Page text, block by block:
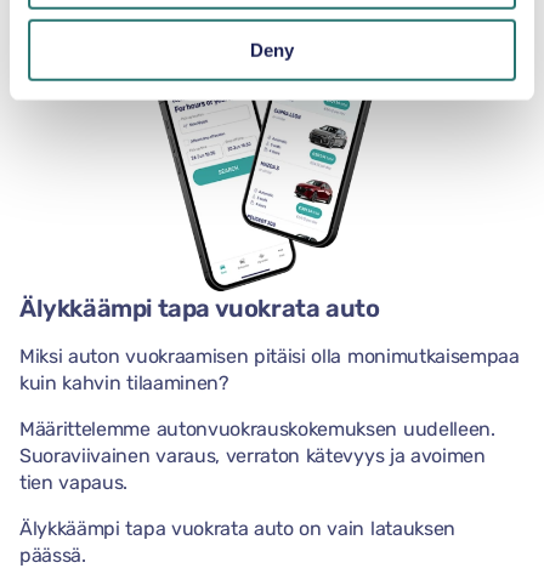
Deny
Älykkäämpi tapa vuokrata auto
Miksi auton vuokraamisen pitäisi olla monimutkaisempaa
kuin kahvin tilaaminen?
Määrittelemme autonvuokrauskokemuksen uudelleen.
Suoraviivainen varaus, verraton kätevyys ja avoimen
tien vapaus.
Älykkäämpi tapa vuokrata auto on vain latauksen
päässä.